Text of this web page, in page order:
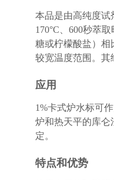
本品是由高纯度试
170°C、600秒萃
糖或柠檬酸盐）相
较宽温度范围。其
应用
1%卡式炉水标可
炉和热天平的库仑
定。
特点和优势